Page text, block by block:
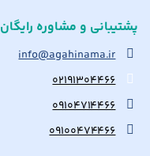
پشتیبانی و مشاوره رایگان
info@agahinama.ir
۰۲۱۹۱۳۰۴۴۶۶
۰۹۱۰۴۷۱۴۴۶۶
۰۹۱۰۰۴۷۴۴۶۶